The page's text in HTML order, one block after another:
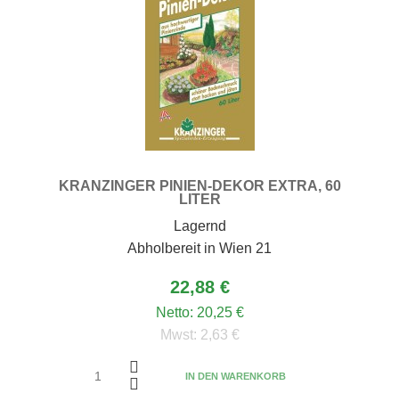
KRANZINGER PINIEN-DEKOR EXTRA, 60
LITER
Lagernd
Abholbereit in Wien 21
22,88 €
Netto: 20,25 €
Mwst: 2,63 €
IN DEN WARENKORB